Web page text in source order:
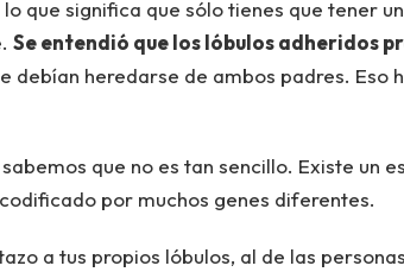
que significa que sólo tienes que tener
Se entendió que los lóbulos adheridos
debían heredarse de ambos padres. Eso
que no es tan sencillo. Existe un
por muchos genes diferentes.
a tus propios lóbulos, al de las